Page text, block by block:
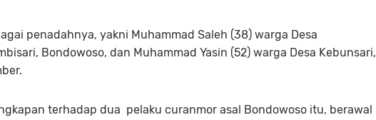
penadahnya, yakni Muhammad Saleh (38) warga Desa
Bondowoso, dan Muhammad Yasin (52) warga Desa Kebunsari,
terhadap dua pelaku curanmor asal Bondowoso itu, berawal